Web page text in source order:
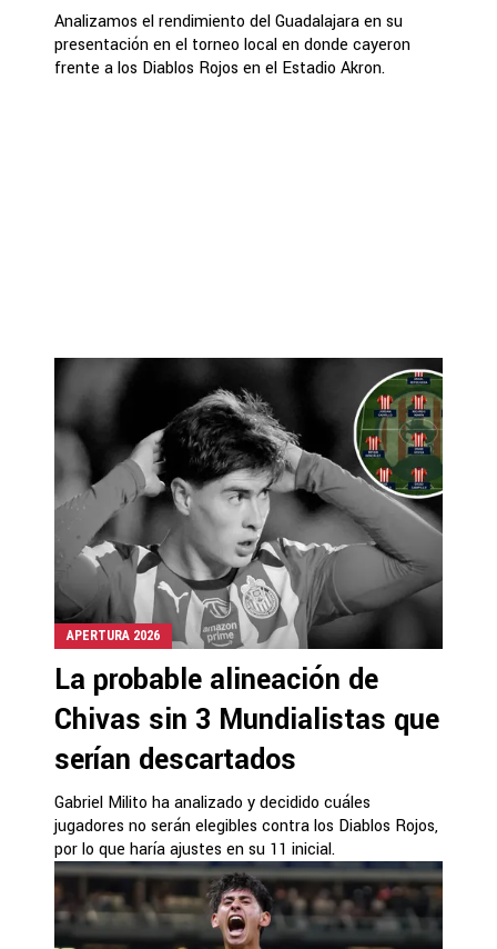
Analizamos el rendimiento del Guadalajara en su
presentación en el torneo local en donde cayeron
frente a los Diablos Rojos en el Estadio Akron.
APERTURA 2026
La probable alineación de
Chivas sin 3 Mundialistas que
serían descartados
Gabriel Milito ha analizado y decidido cuáles
jugadores no serán elegibles contra los Diablos Rojos,
por lo que haría ajustes en su 11 inicial.